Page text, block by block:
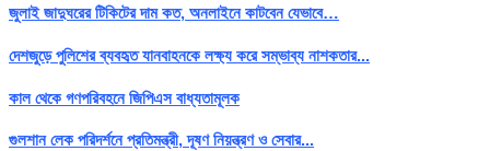
জুলাই জাদুঘরের টিকিটের দাম কত, অনলাইনে কাটবেন যেভাবে…
দেশজুড়ে পুলিশের ব্যবহৃত যানবাহনকে লক্ষ্য করে সম্ভাব্য নাশকতার...
কাল থেকে গণপরিবহনে জিপিএস বাধ্যতামূলক
গুলশান লেক পরিদর্শনে প্রতিমন্ত্রী, দূষণ নিয়ন্ত্রণ ও সেবার...